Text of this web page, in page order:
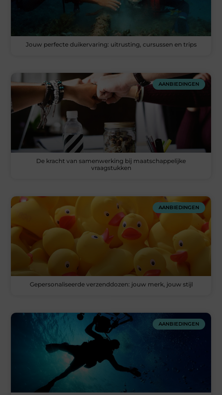
Jouw perfecte duikervaring: uitrusting, cursussen en trips
AANBIEDINGEN
De kracht van samenwerking bij maatschappelijke
vraagstukken
AANBIEDINGEN
Gepersonaliseerde verzenddozen: jouw merk, jouw stijl
AANBIEDINGEN